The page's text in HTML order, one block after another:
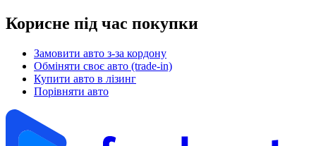
Корисне під час покупки
Замовити авто з-за кордону
Обміняти своє авто (trade-in)
Купити авто в лізинг
Порівняти авто